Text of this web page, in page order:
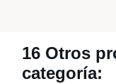
16 Otros
categoría: